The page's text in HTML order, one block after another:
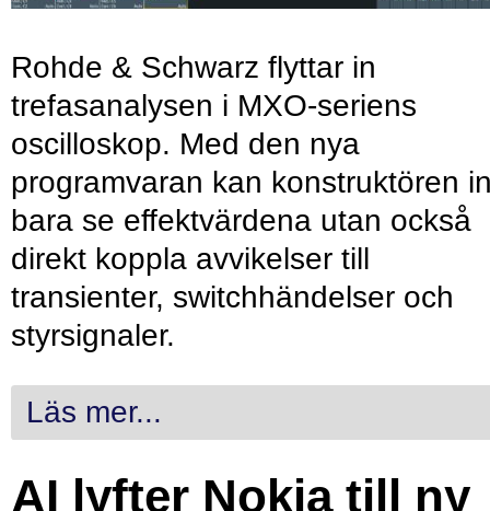
Rohde & Schwarz flyttar in
trefasanalysen i MXO-seriens
oscilloskop. Med den nya
programvaran kan konstruktören
bara se effektvärdena utan också
direkt koppla avvikelser till
transienter, switchhändelser och
styrsignaler.
Läs mer...
AI lyfter Nokia till ny